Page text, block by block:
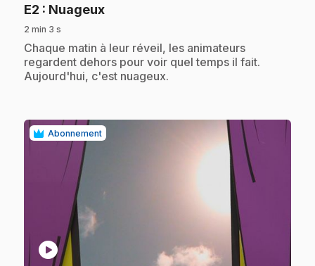
E2 : Nuageux.
2 min 3 s
.Chaque matin à leur réveil, les animateurs
regardent dehors pour voir quel temps il fait.
Aujourd'hui, c'est nuageux.
Abonnement
play_circle